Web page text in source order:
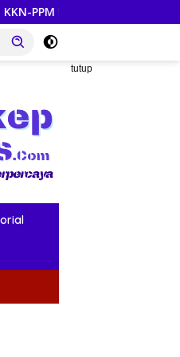
Situs Makam Bersejarah
tutup